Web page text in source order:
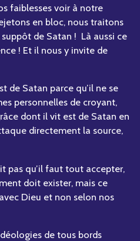
faiblesses voir à notre
en bloc, nous traitons
suppôt de Satan ! Là aussi ce
! Et il nous y invite de
de Satan parce qu’il ne se
personnelles de croyant,
dont il vit est de Satan en
directement la source,
pas qu’il faut tout accepter,
doit exister, mais ce
Dieu et non selon nos
de tous bords